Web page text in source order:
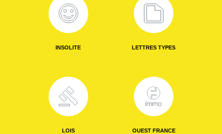
INSOLITE LETTRES TYPES
LOIS
OUEST FRANCE